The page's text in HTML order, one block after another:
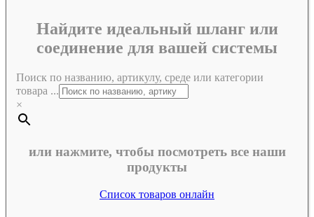
Найдите идеальный шланг или
соединение для вашей системы
Поиск по названию, артикулу, среде или категории
товара ...
×
или нажмите, чтобы посмотреть все наши
продукты
Список товаров онлайн